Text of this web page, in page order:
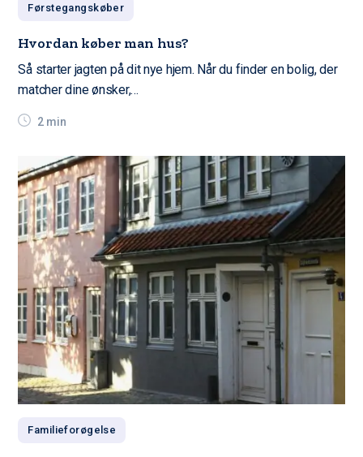
Førstegangskøber
Hvordan køber man hus?
Så starter jagten på dit nye hjem. Når du finder en bolig, der
matcher dine ønsker,…
2 min
Familieforøgelse